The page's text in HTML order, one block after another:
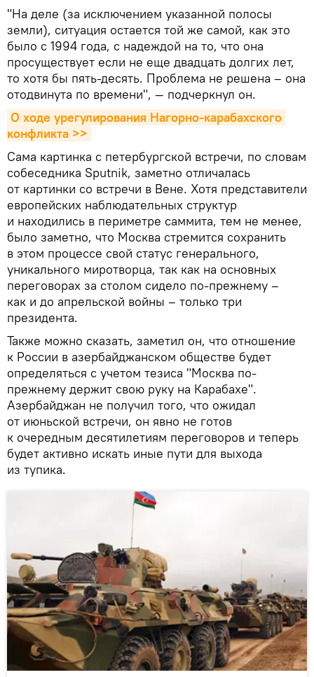
"На деле (за исключением указанной полосы
земли), ситуация остается той же самой, как это
было с 1994 года, с надеждой на то, что она
просуществует если не еще двадцать долгих лет,
то хотя бы пять-десять. Проблема не решена – она
отодвинута по времени", — подчеркнул он.
О ходе урегулирования Нагорно-карабахского
конфликта >>
Сама картинка с петербургской встречи, по словам
собеседника Sputnik, заметно отличалась
от картинки со встречи в Вене. Хотя представители
европейских наблюдательных структур
и находились в периметре саммита, тем не менее,
было заметно, что Москва стремится сохранить
в этом процессе свой статус генерального,
уникального миротворца, так как на основных
переговорах за столом сидело по-прежнему –
как и до апрельской войны – только три
президента.
Также можно сказать, заметил он, что отношение
к России в азербайджанском обществе будет
определяться с учетом тезиса "Москва по-
прежнему держит свою руку на Карабахе".
Азербайджан не получил того, что ожидал
от июньской встречи, он явно не готов
к очередным десятилетиям переговоров и теперь
будет активно искать иные пути для выхода
из тупика.